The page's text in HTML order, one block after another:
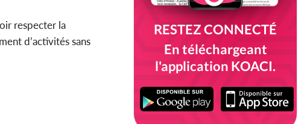
respecter la
d’activités sans
RESTEZ CONNECTÉ
En téléchargeant
l'application KOACI.